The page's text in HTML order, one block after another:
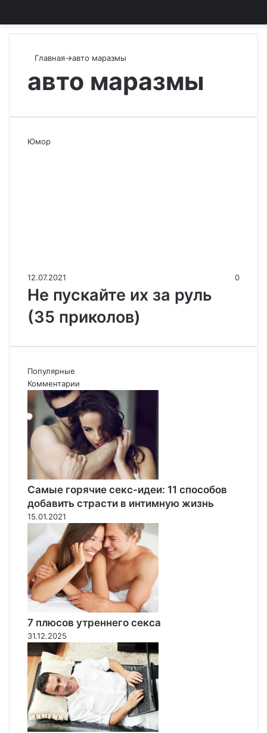
Главная→авто маразмы
авто маразмы
Юмор
12.07.2021 0
Не пускайте их за руль
(35 приколов)
Популярные
Комментарии
Самые горячие секс-идеи: 11 способов
добавить страсти в интимную жизнь
15.01.2021
7 плюсов утреннего секса
31.12.2025